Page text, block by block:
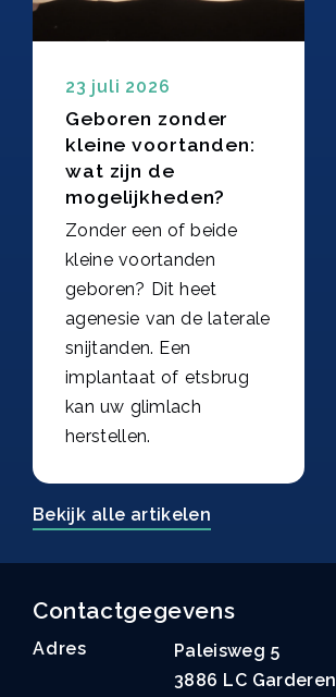
23 juli 2026
Geboren zonder
kleine voortanden:
wat zijn de
mogelijkheden?
Zonder een of beide
kleine voortanden
geboren? Dit heet
agenesie van de laterale
snijtanden. Een
implantaat of etsbrug
kan uw glimlach
herstellen.
Bekijk alle artikelen
Contactgegevens
Adres
Paleisweg 5
3886 LC Garderen